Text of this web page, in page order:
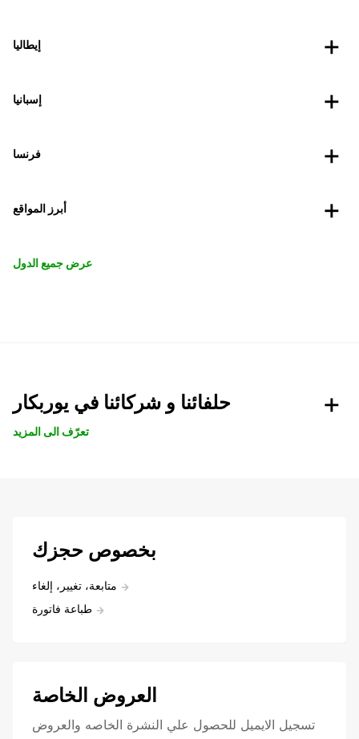
إيطاليا
إسبانيا
فرنسا
أبرز المواقع
عرض جميع الدول
حلفائنا و شركائنا في يوربكار
تعرّف الى المزيد
بخصوص حجزك
متابعة، تغيير، إلغاء
طباعة فاتورة
العروض الخاصة
تسجيل الايميل للحصول علي النشرة الخاصه والعروض